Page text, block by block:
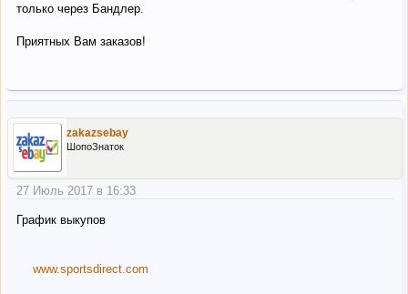
только через Бандлер.
Приятных Вам заказов!
zakazsebay
ШопоЗнаток
27 Июль 2017 в 16:33
График выкупов
www.sportsdirect.com